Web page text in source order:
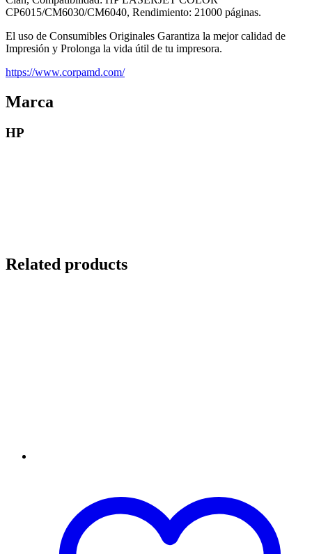
CP6015/CM6030/CM6040, Rendimiento: 21000 páginas.
El uso de Consumibles Originales Garantiza la mejor calidad de
Impresión y Prolonga la vida útil de tu impresora.
https://www.corpamd.com/
Marca
HP
Related products